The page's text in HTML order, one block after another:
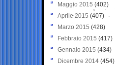
Maggio 2015 (402)
Aprile 2015 (407)
Marzo 2015 (428)
Febbraio 2015 (417)
Gennaio 2015 (434)
Dicembre 2014 (454)